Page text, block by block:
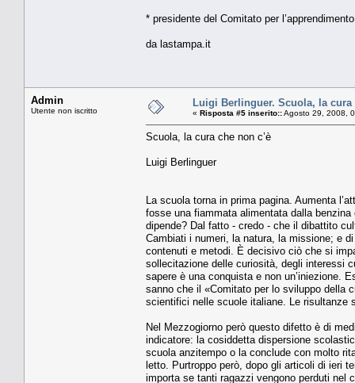
* presidente del Comitato per
da lastampa.it
Admin
Utente non iscritto
Luigi Berlinguer. Scuola, la cura
« Risposta #5 inserito::Agosto 29, 2008,
Scuola, la cura che non c’è
Luigi Berlinguer
La scuola torna in prima pagina. Aumenta
fosse una fiammata alimentata dalla
dipende? Dal fatto - credo - che il dibattito
Cambiati i numeri, la natura, la missione; e
contenuti e metodi. È decisivo ciò che si
sollecitazione delle curiosità, degli interessi
sapere è una conquista e non un’iniezione.
sanno che il «Comitato per lo sviluppo della
scientifici nelle scuole italiane. Le risultanze
Nel Mezzogiorno però questo difetto è di
indicatore: la cosiddetta dispersione
scuola anzitempo o la conclude con molto
letto. Purtroppo però, dopo gli articoli di ieri
importa se tanti ragazzi vengono perduti nel